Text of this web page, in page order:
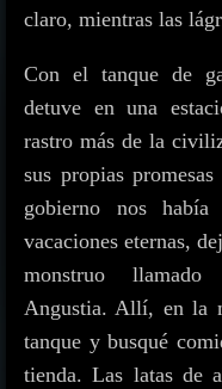
claro, mientras las
Con el tanque de
detuve en una
rastro más de la
sus propias
gobierno nos
vacaciones eternas,
monstruo llamado
Angustia. Allí, en la
tanque y busqué
tienda. Las latas de